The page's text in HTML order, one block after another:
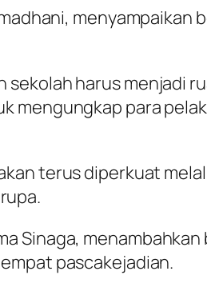
harus menjadi
para
terus diperkuat
Sinaga,
pascakejadian.